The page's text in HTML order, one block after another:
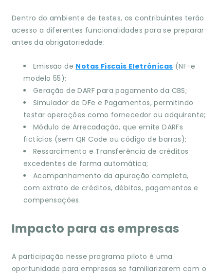
Dentro do ambiente de testes, os contribuintes terão
acesso a diferentes funcionalidades para se preparar
antes da obrigatoriedade:
Emissão de Notas Fiscais Eletrônicas (NF-e
modelo 55);
Geração de DARF para pagamento da CBS;
Simulador de DFe e Pagamentos, permitindo
testar operações como fornecedor ou adquirente;
Módulo de Arrecadação, que emite DARFs
fictícios (sem QR Code ou código de barras);
Ressarcimento e Transferência de créditos
excedentes de forma automática;
Acompanhamento da apuração completa,
com extrato de créditos, débitos, pagamentos e
compensações.
Impacto para as empresas
A participação nesse programa piloto é uma
oportunidade para empresas se familiarizarem com o